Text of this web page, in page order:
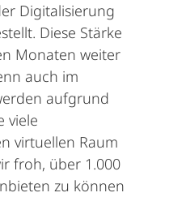
Digitalisierung
Diese Stärke
Monaten weiter
auch im
aufgrund
viele
virtuellen Raum
froh, über 1.000
zu können